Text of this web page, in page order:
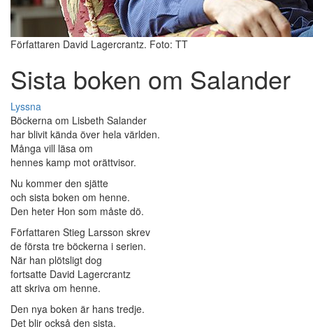
Författaren David Lagercrantz. Foto: TT
Sista boken om Salander
Lyssna
Böckerna om Lisbeth Salander
har blivit kända över hela världen.
Många vill läsa om
hennes kamp mot orättvisor.
Nu kommer den sjätte
och sista boken om henne.
Den heter Hon som måste dö.
Författaren Stieg Larsson skrev
de första tre böckerna i serien.
När han plötsligt dog
fortsatte David Lagercrantz
att skriva om henne.
Den nya boken är hans tredje.
Det blir också den sista.